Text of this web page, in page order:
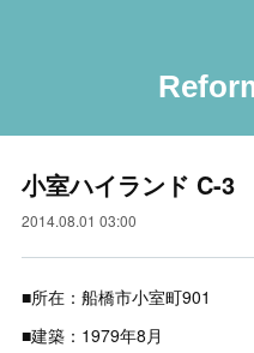
小室ハイランド C-3
2014.08.01 03:00
■所在：船橋市小室町901
■建築：1979年8月